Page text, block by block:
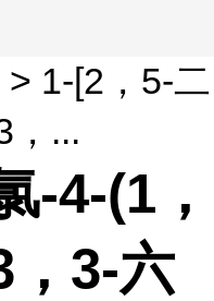
> 1-[2，5-二
，...
-4-(1，
，3-六